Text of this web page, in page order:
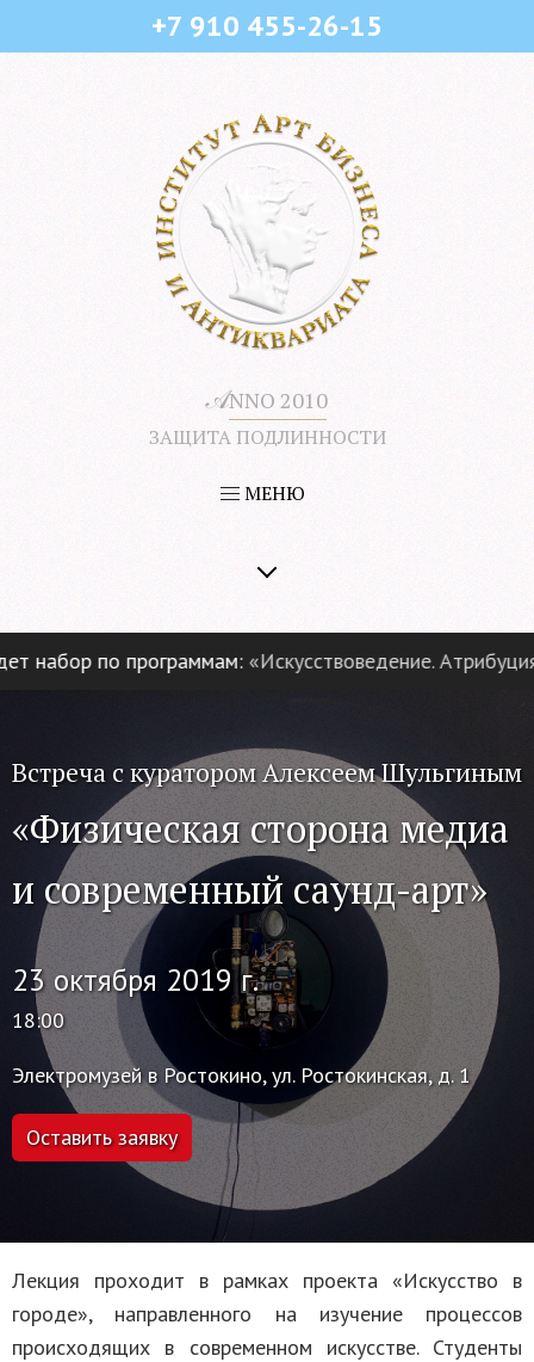
+7 910 455-26-15
𝒜NNO 2010
ЗАЩИТА ПОДЛИННОСТИ
МЕНЮ
по программам:«Искусствоведение. Атрибуция
Встреча с куратором Алексеем Шульгиным
«Физическая сторона медиа
и современный саунд-арт»
23 октября 2019 г.
18:00
Электромузей в Ростокино, ул. Ростокинская, д. 1
Оставить заявку
Лекция проходит в рамках проекта «Искусство в
городе», направленного на изучение процессов
происходящих в современном искусстве. Студенты